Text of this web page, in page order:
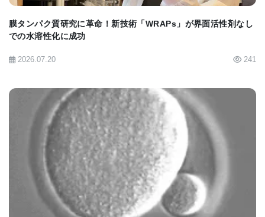
しています。」
細胞表面の信号を解明
を活用して、細胞表面やその内外でのコミュニケー
ションを詳細に解析しています。以下はその例で
1.神経細胞における「テニュリン」タンパク質のシ
グナル伝達
膜タンパク質研究に革命！新技術「WRAPs」が界面活性剤なし
での水溶性化に成功
2026.07.20 241
BIOMARKET JP